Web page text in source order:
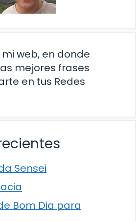
mi web, en donde
mejores frases
en tus Redes
Sensei
Bom Dia para